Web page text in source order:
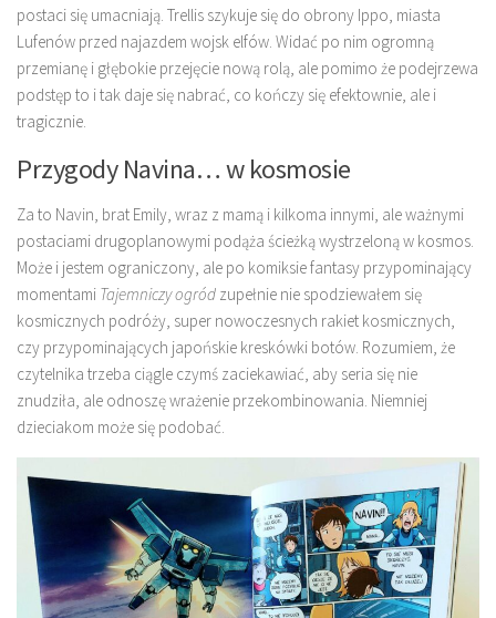
postaci się umacniają. Trellis szykuje się do obrony Ippo, miasta
Lufenów przed najazdem wojsk elfów. Widać po nim ogromną
przemianę i głębokie przejęcie nową rolą, ale pomimo że podejrzewa
podstęp to i tak daje się nabrać, co kończy się efektownie, ale i
tragicznie.
Przygody Navina… w kosmosie
Za to Navin, brat Emily, wraz z mamą i kilkoma innymi, ale ważnymi
postaciami drugoplanowymi podąża ścieżką wystrzeloną w kosmos.
Może i jestem ograniczony, ale po komiksie fantasy przypominający
momentami Tajemniczy ogród zupełnie nie spodziewałem się
kosmicznych podróży, super nowoczesnych rakiet kosmicznych,
czy przypominających japońskie kreskówki botów. Rozumiem, że
czytelnika trzeba ciągle czymś zaciekawiać, aby seria się nie
znudziła, ale odnoszę wrażenie przekombinowania. Niemniej
dzieciakom może się podobać.